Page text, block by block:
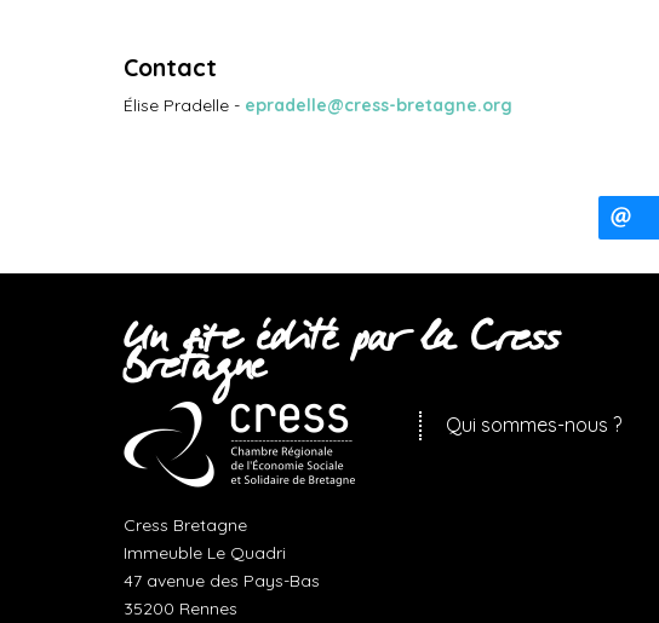
Contact
Élise Pradelle - epradelle@cress-bretagne.org
Un site édité par la Cress
Bretagne
Cress Bretagne
Immeuble Le Quadri
47 avenue des Pays-Bas
35200 Rennes
Qui sommes-nous ?